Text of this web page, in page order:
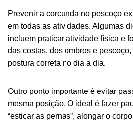
Prevenir a corcunda no pescoço
em todas as atividades. Algumas
incluem praticar atividade física e
das costas, dos ombros e
postura correta no dia a dia.
Outro ponto importante é evitar
mesma posição. O ideal é fazer
“esticar as pernas”, alongar o